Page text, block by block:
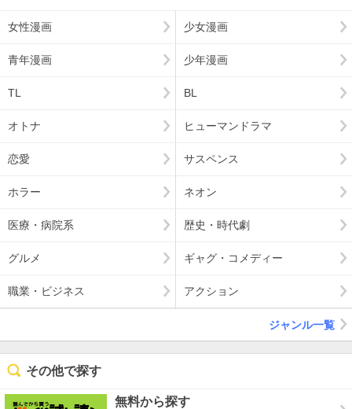
女性漫画 少女漫画
青年漫画 少年漫画
TL BL
オトナ ヒューマンドラマ
恋愛 サスペンス
ホラー ネオン
医療・病院系 歴史・時代劇
グルメ ギャグ・コメディー
職業・ビジネス アクション
ジャンル一覧
その他で探す
無料から探す